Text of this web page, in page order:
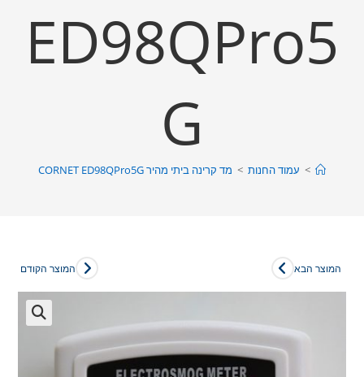
ED98QPro5
G
> עמוד החנות > מד קרינה ביתי מהיר CORNET ED98QPro5G
המוצר הקודם המוצר הבא